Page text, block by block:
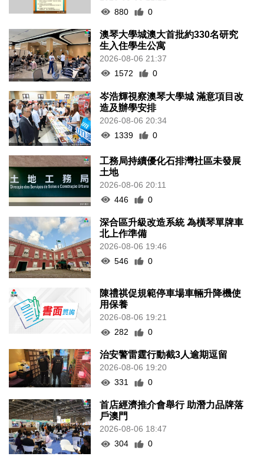
880
0
澳琴大學城澳大首批約330名研究
生入住學生公寓
2026-08-06 21:37
1572
0
岑浩輝視察澳琴大學城 滿意項目改
造及辦學安排
2026-08-06 20:34
1339
0
工務局持續優化石排灣社區未發展
土地
2026-08-06 20:11
446
0
深合區升級改造系統 為橫琴單牌車
北上作準備
2026-08-06 19:46
546
0
陳禮祺促規範停車場車輛升降機使
用保養
2026-08-06 19:21
282
0
治安警雷霆行動截3人逾期逗留
2026-08-06 19:20
331
0
首店經濟推介會舉行 助潛力品牌落
戶澳門
2026-08-06 18:47
304
0